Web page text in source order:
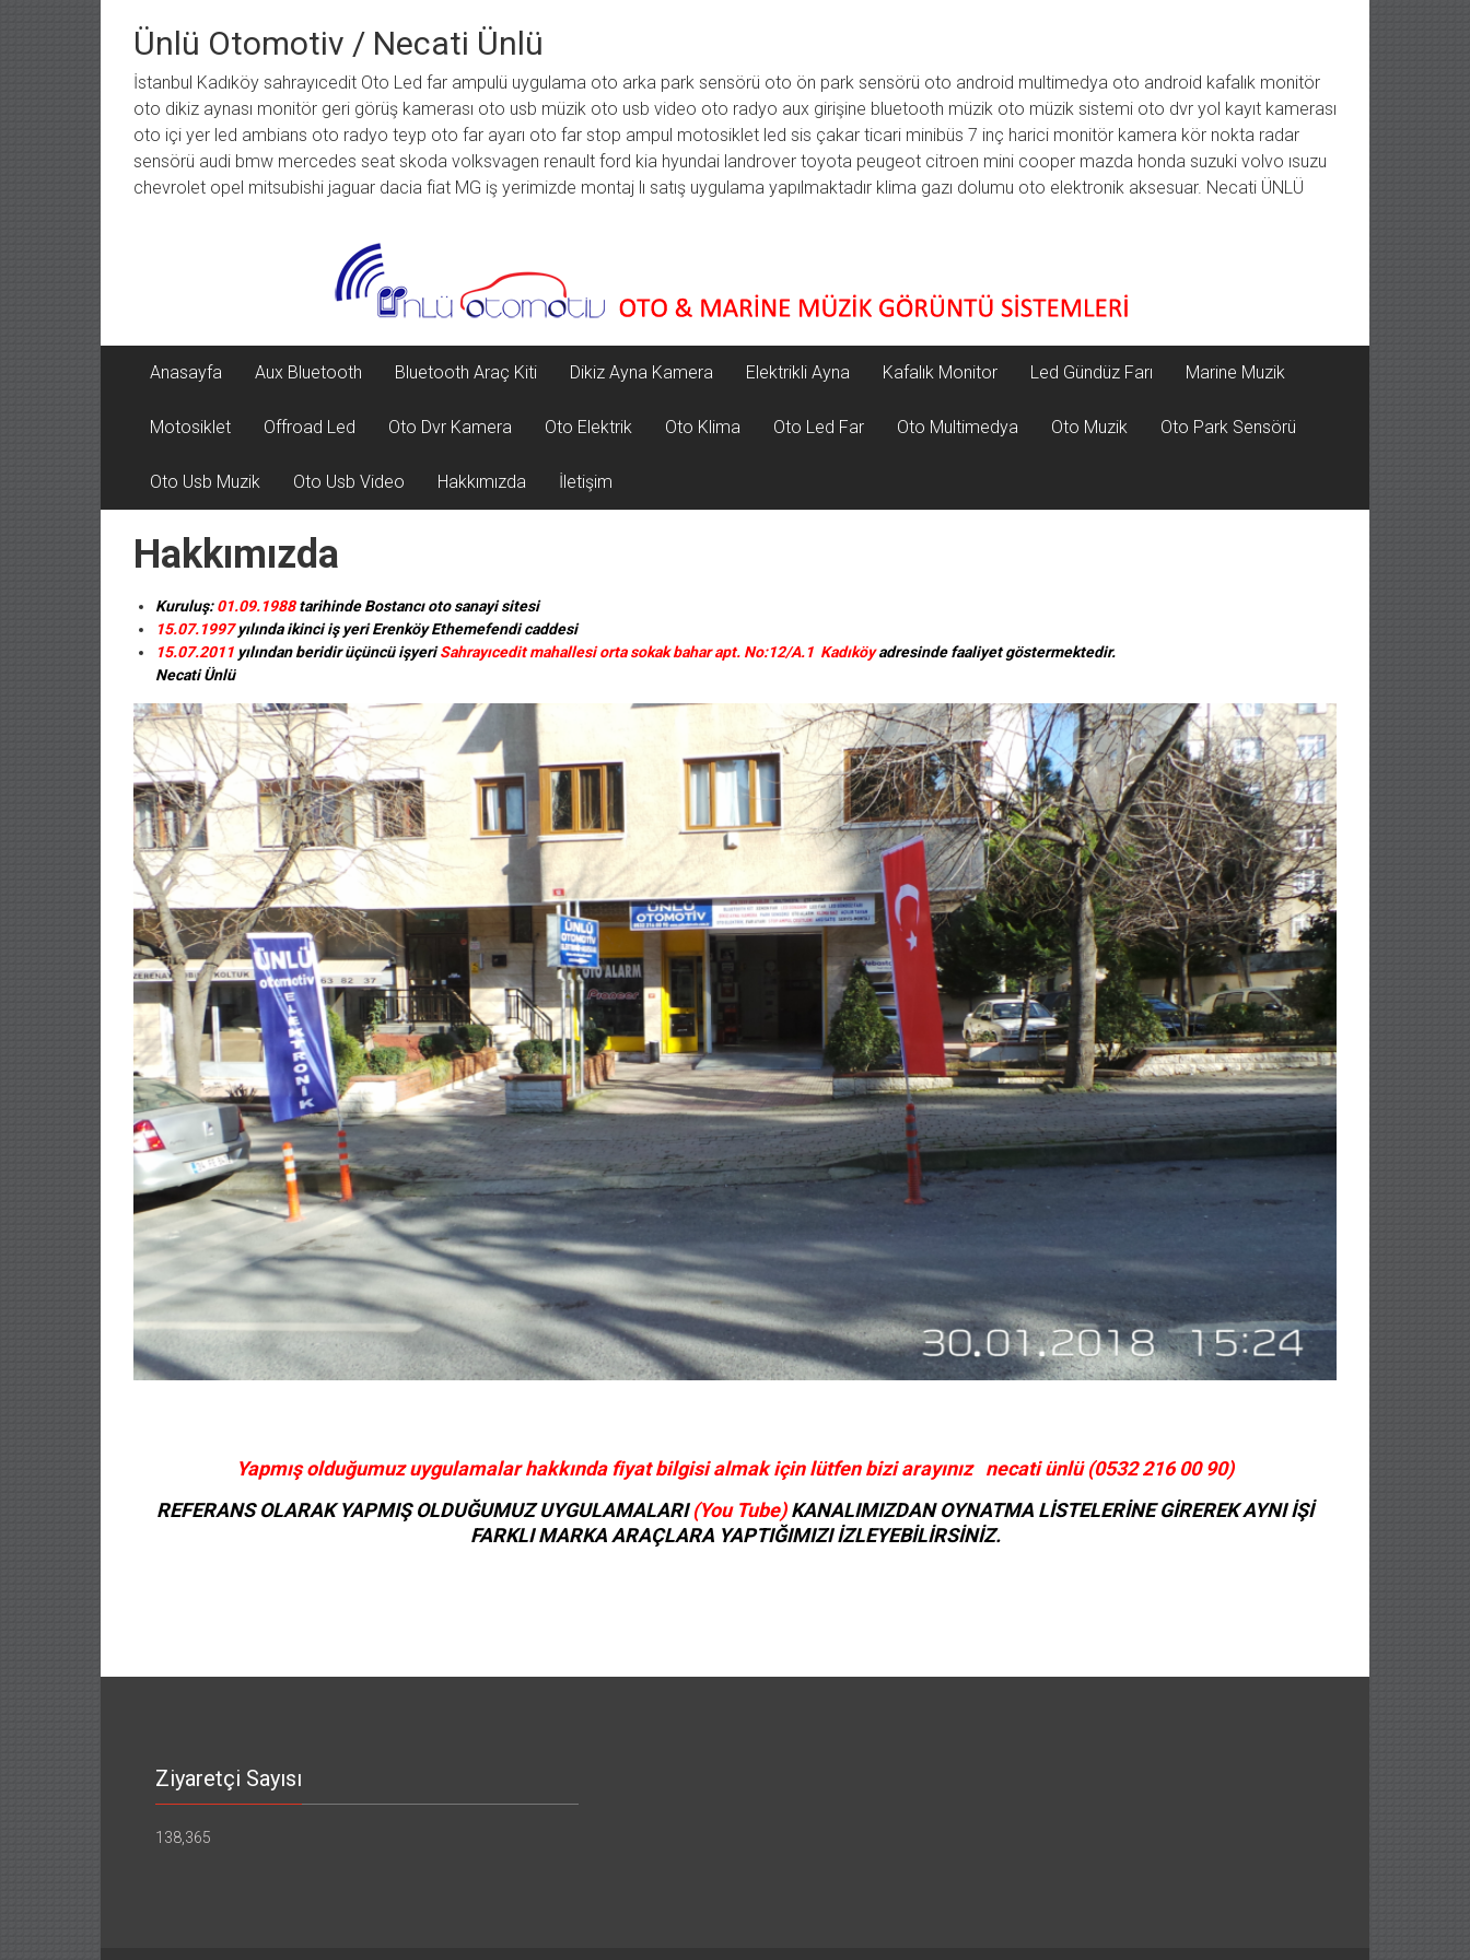
Ünlü Otomotiv / Necati Ünlü
İstanbul Kadıköy sahrayıcedit Oto Led far ampulü uygulama oto arka park sensörü oto ön park sensörü oto android multimedya oto android kafalık monitör
oto dikiz aynası monitör geri görüş kamerası oto usb müzik oto usb video oto radyo aux girişine bluetooth müzik oto müzik sistemi oto dvr yol kayıt kamerası
oto içi yer led ambians oto radyo teyp oto far ayarı oto far stop ampul motosiklet led sis çakar ticari minibüs 7 inç harici monitör kamera kör nokta radar
sensörü audi bmw mercedes seat skoda volksvagen renault ford kia hyundai landrover toyota peugeot citroen mini cooper mazda honda suzuki volvo ısuzu
chevrolet opel mitsubishi jaguar dacia fiat MG iş yerimizde montaj lı satış uygulama yapılmaktadır klima gazı dolumu oto elektronik aksesuar. Necati ÜNLÜ
Anasayfa Aux Bluetooth Bluetooth Araç Kiti Dikiz Ayna Kamera Elektrikli Ayna Kafalık Monitor Led Gündüz Farı Marine Muzik
Motosiklet Offroad Led Oto Dvr Kamera Oto Elektrik Oto Klima Oto Led Far Oto Multimedya Oto Muzik Oto Park Sensörü
Oto Usb Muzik Oto Usb Video Hakkımızda İletişim
Hakkımızda
Kuruluş:01.09.1988tarihinde Bostancı oto sanayi sitesi
15.07.1997yılında ikinci iş yeri Erenköy Ethemefendi caddesi
15.07.2011 yılından beridir üçüncü işyeriSahrayıcedit mahallesi orta sokak bahar apt. No:12/A.1 Kadıköy adresinde faaliyet göstermektedir.
Necati Ünlü
Yapmış olduğumuz uygulamalar hakkında fiyat bilgisi almak için lütfen bizi arayınız necati ünlü (0532 216 00 90)
REFERANS OLARAK YAPMIŞ OLDUĞUMUZ UYGULAMALARI(You Tube)KANALIMIZDAN OYNATMA LİSTELERİNE GİREREK AYNI İŞİ
FARKLI MARKA ARAÇLARA YAPTIĞIMIZI İZLEYEBİLİRSİNİZ.
Ziyaretçi Sayısı
138,365